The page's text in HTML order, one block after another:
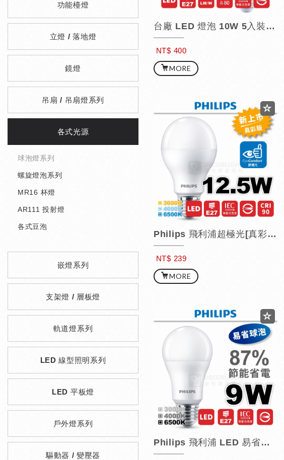
功能檯燈
立燈 / 落地燈
鏡燈
吊扇 / 吊扇燈系列
各式光源
球泡燈系列
螺旋燈泡系列
MR16 杯燈
AR111 投射燈
各式豆泡
嵌燈系列
支架燈 / 層板燈
軌道燈系列
LED 線型照明系列
LED 平板燈
戶外燈系列
驅動器 / 變壓器
台廠 LED 燈泡 10W 5入裝促銷組合 / 可混搭色溫
NT$ 400
MORE
Philips 飛利浦超極光[真彩版] LED 球泡燈 / 12.5W
NT$ 239
MORE
Philips 飛利浦 LED 易省球泡 / 9W